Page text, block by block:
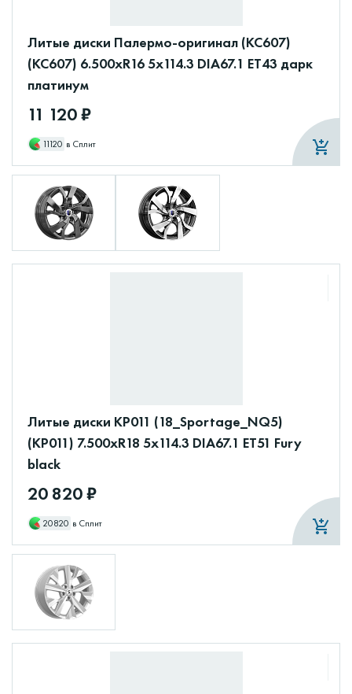
Литые диски Палермо-оригинал (КС607)
(КС607) 6.500xR16 5x114.3 DIA67.1 ET43 дарк
платинум
11 120 ₽
11120 в Сплит
Литые диски КР011 (18_Sportage_NQ5)
(КР011) 7.500xR18 5x114.3 DIA67.1 ET51 Fury
black
20 820 ₽
20820 в Сплит